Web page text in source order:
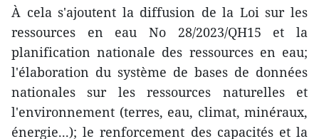
À cela s'ajoutent la diffusion de la Loi sur les
ressources en eau No 28/2023/QH15 et la
planification nationale des ressources en eau;
l'élaboration du système de bases de données
nationales sur les ressources naturelles et
l'environnement (terres, eau, climat, minéraux,
énergie...); le renforcement des capacités et la